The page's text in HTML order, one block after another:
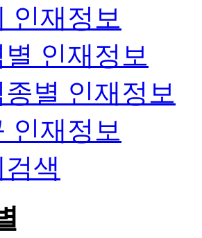
인재정보
인재정보
별 인재정보
인재정보
색